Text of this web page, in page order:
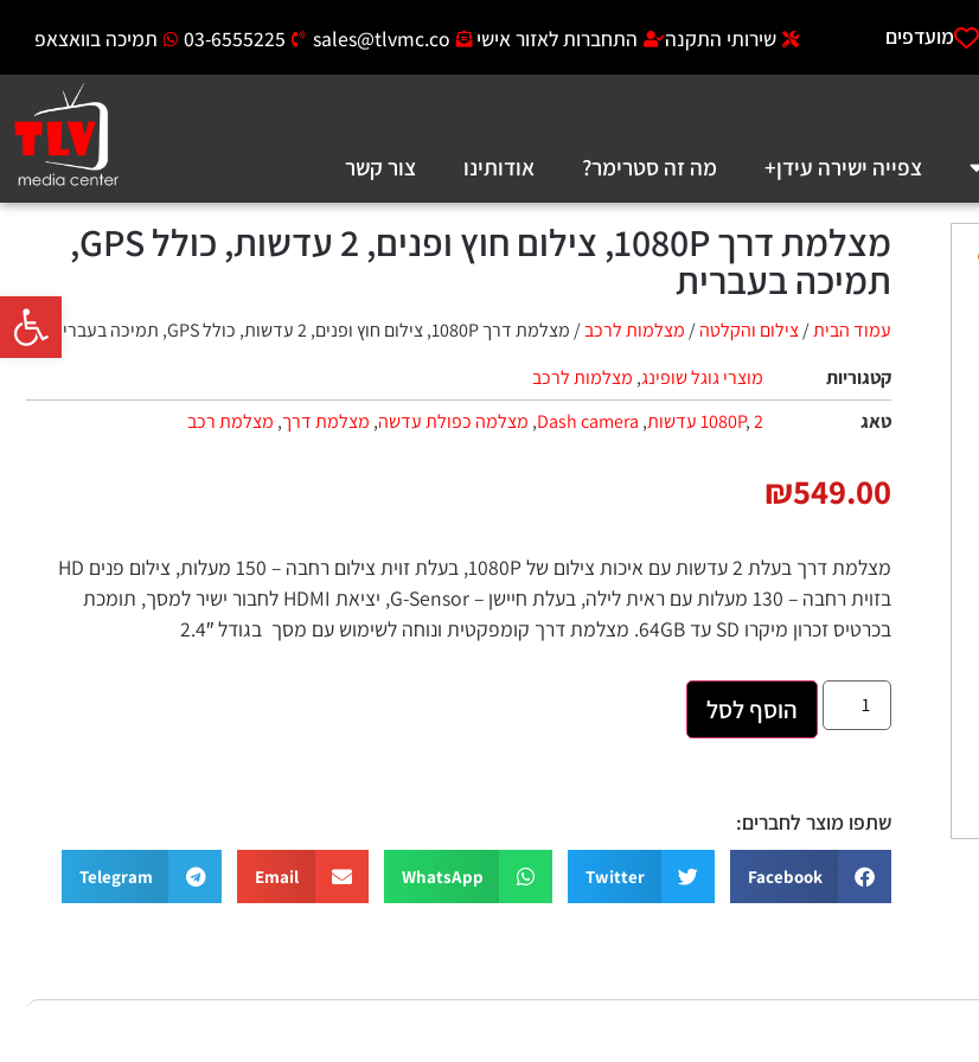
פתח
מועדפים שירותי התקנה התחברות לאזור אישי sales@tlvmc.co
03-6555225 תמיכה בוואצאפ
צפייה ישירה עידן+ מה זה סטרימר? אודותינו צור קשר
מצלמת דרך 1080P, צילום חוץ ופנים, 2 עדשות, כולל GPS,
תמיכה בעברית
עמוד הבית/צילום והקלטה/מצלמות לרכב/ מצלמת דרך 1080P, צילום חוץ ופנים, 2 עדשות, כולל GPS, תמיכה בעברית
קטגוריות
מוצרי גוגל שופינג, מצלמות לרכב
טאג
1080P,2 עדשות ,
Dash camera
, מצלמה כפולת עדשה, מצלמת דרך, מצלמת רכב
₪549.00
מצלמת דרך בעלת 2 עדשות עם איכות צילום של 1080P, בעלת זוית צילום רחבה – 150 מעלות, צילום פנים HD
בזוית רחבה – 130 מעלות עם ראית לילה, בעלת חיישן – G-Sensor, יציאת HDMI לחבור ישיר למסך, תומכת
בכרטיס זכרון מיקרו SD עד 64GB. מצלמת דרך קומפקטית ונוחה לשימוש עם מסך בגודל 2.4″
הוסף לסל
שתפו מוצר לחברים:
Facebook
Twitter
WhatsApp
Email
Telegram